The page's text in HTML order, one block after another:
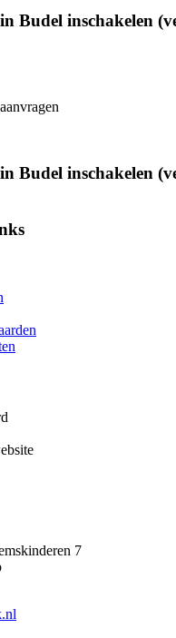
Budel inschakelen
Budel inschakelen
7